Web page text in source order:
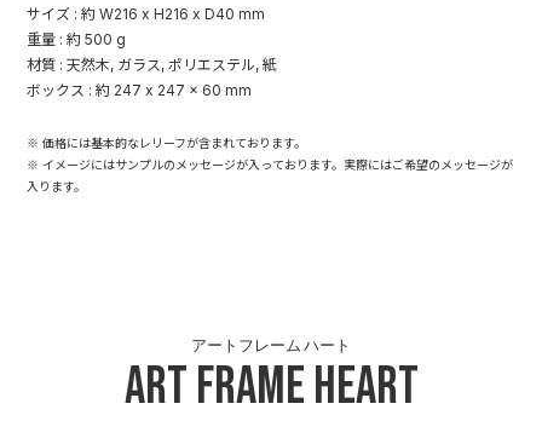
サイズ : 約 W216 x H216 x D40 mm
重量 : 約 500 g
材質 : 天然木, ガラス, ポリエステル, 紙
ボックス : 約 247 x 247 x 60 mm
※ 価格には基本的なレリーフが含まれております。
※ イメージにはサンプルのメッセージが入っております。実際にはご希望のメッセージが
入ります。
Art Frame Heart
アートフレーム ハート